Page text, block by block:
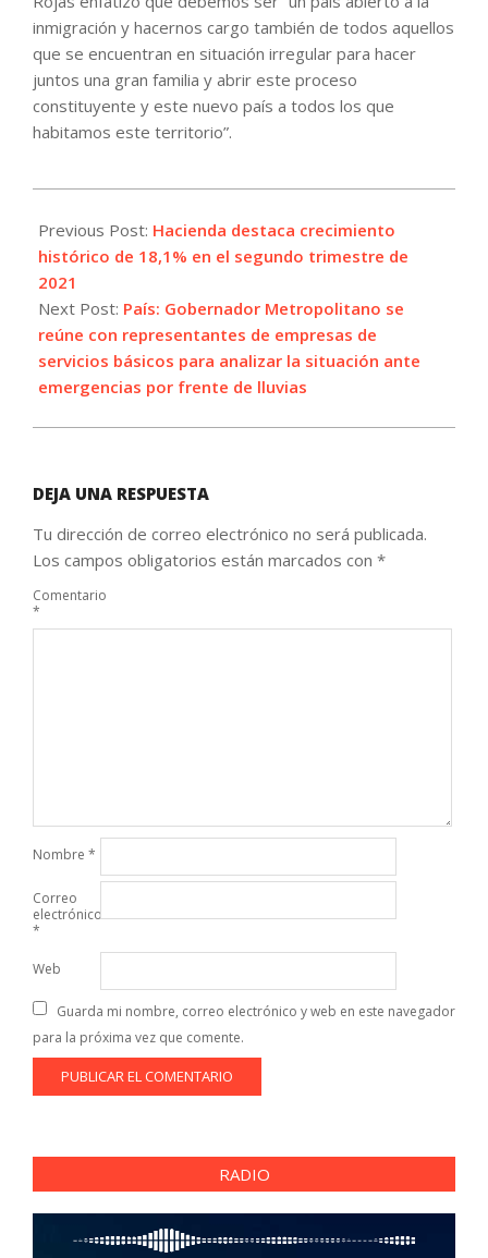
inmigración y hacernos cargo también de todos aquellos
que se encuentran en situación irregular para hacer
juntos una gran familia y abrir este proceso
constituyente y este nuevo país a todos los que
habitamos este territorio”.
08-
18
Previous Post: Hacienda destaca crecimiento
histórico de 18,1% en el segundo trimestre de
2021
Next Post: País: Gobernador Metropolitano se
reúne con representantes de empresas de
servicios básicos para analizar la situación ante
emergencias por frente de lluvias
DEJA UNA RESPUESTA
Tu dirección de correo electrónico no será publicada.
Los campos obligatorios están marcados con *
Comentario
*
Nombre *
Correo
electrónico
*
Web
Guarda mi nombre, correo electrónico y web en este navegador
para la próxima vez que comente.
RADIO